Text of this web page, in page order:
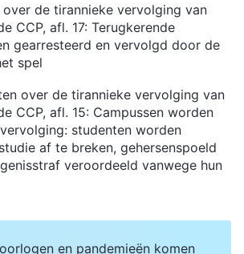
de tirannieke vervolging van
CCP, afl. 17: Terugkerende
gearresteerd en vervolgd door de
spel
over de tirannieke vervolging van
CCP, afl. 15: Campussen worden
studenten worden
af te breken, gehersenspoeld
veroordeeld vanwege hun
en pandemieën komen